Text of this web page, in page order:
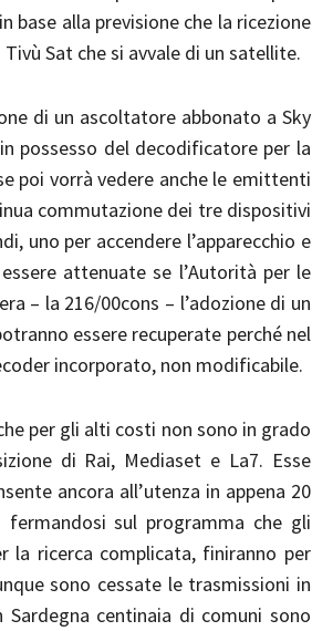
base alla previsione che la ricezione
Sat che si avvale di un satellite.
di un ascoltatore abbonato a Sky
possesso del decodificatore per la
poi vorrà vedere anche le emittenti
commutazione dei tre dispositivi
uno per accendere l’apparecchio e
attenuate se l’Autorità per le
– la 216/00cons – l’adozione di un
essere recuperate perché nel
incorporato, non modificabile.
per gli alti costi non sono in grado
di Rai, Mediaset e La7. Esse
ancora all’utenza in appena 20
sul programma che gli
la ricerca complicata, finiranno per
sono cessate le trasmissioni in
centinaia di comuni sono